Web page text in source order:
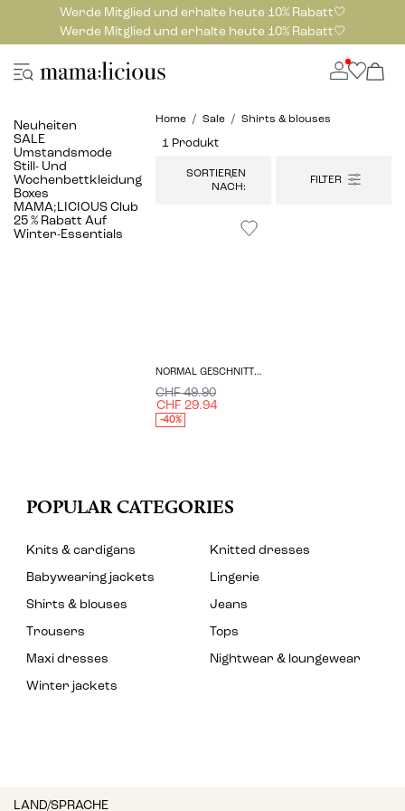
Werde Mitglied und erhalte heute 10% Rabatt🤍
Werde Mitglied und erhalte heute 10% Rabatt🤍
Neuheiten
SALE
Umstandsmode
Still- Und
Wochenbettkleidung
Boxes
MAMA;LICIOUS Club
25 % Rabatt Auf
Winter-Essentials
Home Sale Shirts & blouses
1 Produkt
SORTIEREN
NACH:
NORMAL GESCHNITTEN HEMDKRAGEN HEMD
CHF 49.90
CHF 29.94
-40%
POPULAR CATEGORIES
Knits & cardigans
Knitted dresses
Babywearing jackets
Lingerie
Shirts & blouses
Jeans
Trousers
Tops
Maxi dresses
Nightwear & loungewear
Winter jackets
LAND/SPRACHE